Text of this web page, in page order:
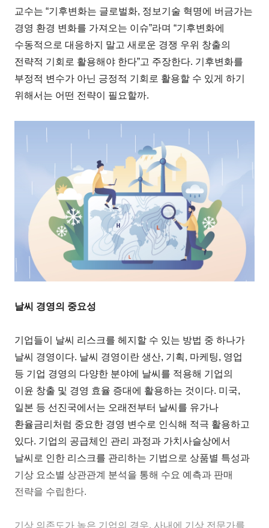
교수는 “기후변화는 글로벌화, 정보기술 혁명에 버금가는
경영 환경 변화를 가져오는 이슈”라며 “기후변화에
수동적으로 대응하지 말고 새로운 경쟁 우위 창출의
전략적 기회로 활용해야 한다”고 주장한다. 기후변화를
부정적 변수가 아닌 긍정적 기회로 활용할 수 있게 하기
위해서는 어떤 전략이 필요할까.
날씨 경영의 중요성
기업들이 날씨 리스크를 헤지할 수 있는 방법 중 하나가
날씨 경영이다. 날씨 경영이란 생산, 기획, 마케팅, 영업
등 기업 경영의 다양한 분야에 날씨를 적용해 기업의
이윤 창출 및 경영 효율 증대에 활용하는 것이다. 미국,
일본 등 선진국에서는 오래전부터 날씨를 유가나
환율금리처럼 중요한 경영 변수로 인식해 적극 활용하고
있다. 기업의 공급체인 관리 과정과 가치사슬상에서
날씨로 인한 리스크를 관리하는 기법으로 상품별 특성과
기상 요소별 상관관계 분석을 통해 수요 예측과 판매
전략을 수립한다.
기상 의존도가 높은 기업의 경우, 사내에 기상 전문가를